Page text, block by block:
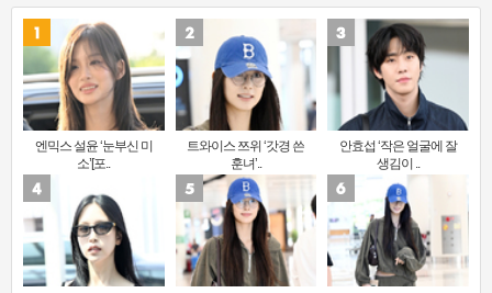
엔믹스 설윤 ‘눈부신 미
소’[포..
트와이스 쯔위 ‘갓경 쓴
훈녀’..
안효섭 ‘작은 얼굴에 잘
생김이 ..